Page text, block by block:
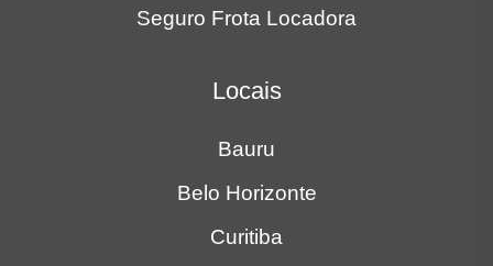
Seguro Frota Locadora
Locais
Bauru
Belo Horizonte
Curitiba